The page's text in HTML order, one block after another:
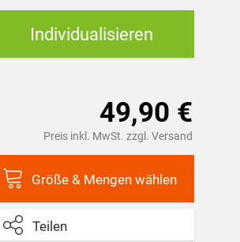
Individualisieren
49,90 €
Preis inkl. MwSt. zzgl. Versand
Größe & Mengen wählen
Teilen